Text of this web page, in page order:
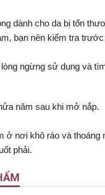
dành cho da bị tổn
bạn nên kiểm tra
ngừng sử dụng và
năm sau khi mở nắp.
ở nơi khô ráo và thoáng
phải.